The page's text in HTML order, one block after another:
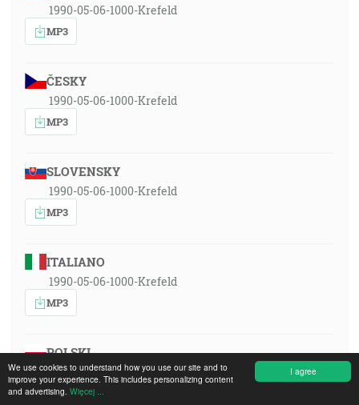
I agree
We use cookies to understand how you use our site and to
improve your experience. This includes personalizing content
and advertising. Więcej ...
1990-05-06-1000-Krefeld
MP3
ČESKY
1990-05-06-1000-Krefeld
MP3
SLOVENSKY
1990-05-06-1000-Krefeld
MP3
ITALIANO
1990-05-06-1000-Krefeld
MP3
POLSKI
1990-05-06-1000-Krefeld
MP3